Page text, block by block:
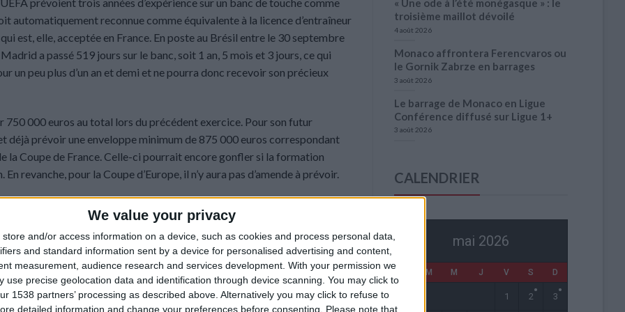
We value your privacy
store and/or access information on a device, such as cookies and process personal data,
and standard information sent by a device for personalised advertising and content,
measurement, audience research and services development. With your permission we
use precise geolocation data and identification through device scanning. You may click to
1538 partners’ processing as described above. Alternatively you may click to refuse to
detailed information and change your preferences before consenting.
Please note that
automatiquement reconnue comme équivalente à la licence d’entraîneur
est, elle, acceptée en France. En poste au Brésil entre le 30 septembre
a passé 519 jours sur le banc, soit 1 an, 5 mois et 3 jours, ce qui
un peu plus d’un an et demi et ne pourra donc recevoir son précieux
750 000 euros au total lors du précédent exercice. Pour son futur
déjà prévoir une enveloppe minimum de 875 000 euros correspondant
la Coupe de France. Celle-ci pourrait encore gonfler si la formation
revanche, pour la Coupe d’Europe, il n’y aura pas d’amende à prévoir.
Le club de la Principauté cherche actuellement un remplaçant à
qu’adjoint. Si celui-ci disposait d’un diplôme reconnu en L1, comme
Les dirigeants monégasques avaient tenté cette manœuvre à
elle n’avait rien donné puisque Perrinelle était lui aussi en formation
principal.
mais la direction du club rouge et blanc aurait tort de ne pas la tenter, à
« Une ode à l’été monégasque » : le
troisième maillot dévoilé
4 août 2026
Monaco affrontera Ferencvaros ou
le Gornik Zabrze en barrages
3 août 2026
Le barrage de Monaco en Ligue
Conférence diffusé sur Ligue 1+
3 août 2026
CALENDRIER
mai 2026
M M J V S D
1 2 3